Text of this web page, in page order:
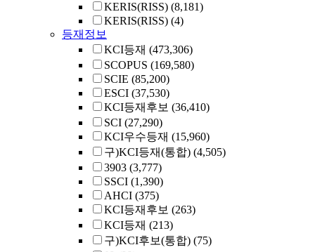
KERIS(RISS) (8,181)
KERIS(RISS) (4)
등재정보
KCI등재 (473,306)
SCOPUS (169,580)
SCIE (85,200)
ESCI (37,530)
KCI등재후보 (36,410)
SCI (27,290)
KCI우수등재 (15,960)
구)KCI등재(통합) (4,505)
3903 (3,777)
SSCI (1,390)
AHCI (375)
KCI등재후보 (263)
KCI등재 (213)
구)KCI후보(통합) (75)